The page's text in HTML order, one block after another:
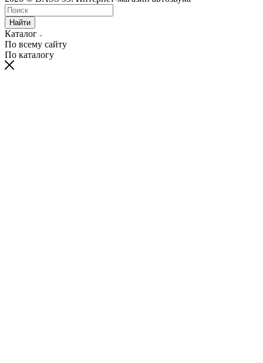
Найти
Каталог
По всему сайту
По каталогу